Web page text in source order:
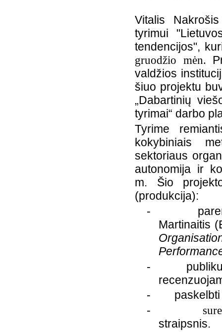
Vitalis
tyrimui
tendencijos",
gruodžio mėn.
valdžios
šiuo projektu
„Dabartinių
tyrimai“ darbo
Tyrime
kokybiniais
sektoriaus
autonomija ir
m. Šio
(produkcija):
-
Martinaitis
-
-
-
straipsnis.